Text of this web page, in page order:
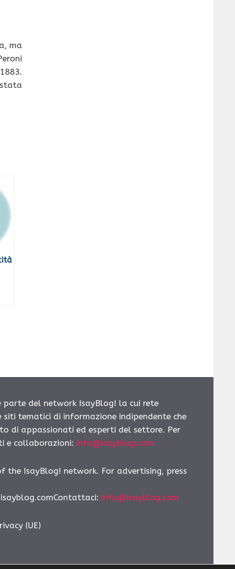
ma
parte del network IsayBlog! la cui rete
siti tematici di informazione indipendente che
di appassionati ed esperti del settore. Per
e collaborazioni: info@isayblog.com
the IsayBlog! network. For advertising, press
: info@isayblog.com
(UE)